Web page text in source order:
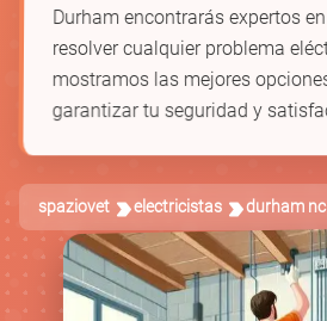
Durham encontrarás expertos
resolver cualquier problema
mostramos las mejores
garantizar tu seguridad y
spaziovet electricistas durham nc